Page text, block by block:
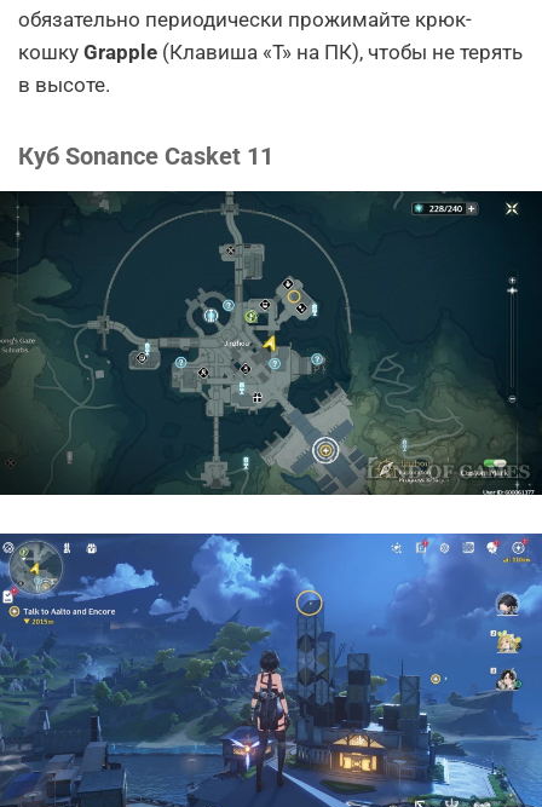
обязательно периодически прожимайте крюк-
кошку Grapple (Клавиша «T» на ПК), чтобы не терять
в высоте.
Куб Sonance Casket 11